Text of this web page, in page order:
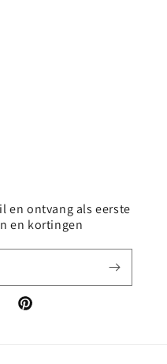
en ontvang als eerste
en kortingen
Pinterest